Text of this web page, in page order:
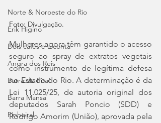
Norte & Noroeste do Rio
Erik Higino
Dois cafés e a conta
Angra dos Reis
Barra do Piraí
Barra Mansa
Pinheiral
Foto: Divulgação.
Mulheres agora têm garantido o acesso
seguro ao spray de extratos vegetais
como instrumento de legítima defesa
no Estado do Rio. A determinação é da
Lei 11.025/25, de autoria original dos
deputados Sarah Poncio (SDD) e
Rodrigo Amorim (União), aprovada pela